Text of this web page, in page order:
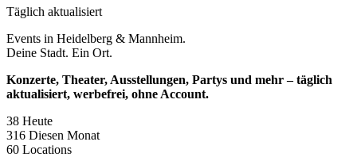
Täglich aktualisiert
Events in Heidelberg & Mannheim.
Deine Stadt. Ein Ort.
Konzerte, Theater, Ausstellungen, Partys und mehr – täglich
aktualisiert, werbefrei, ohne Account.
38 Heute
316 Diesen Monat
60 Locations